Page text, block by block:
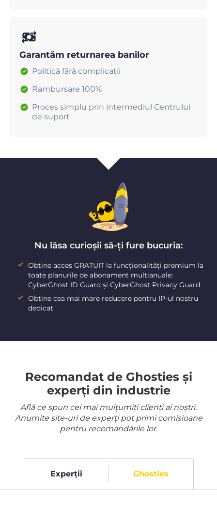
Garantăm returnarea banilor
Politică fără complicații
Rambursare 100%
Proces simplu prin intermediul Centrului
de suport
Nu lăsa curioșii să-ți fure bucuria:
Obține acces GRATUIT la funcționalități premium la
toate planurile de abonament multianuale:
CyberGhost ID Guard și CyberGhost Privacy Guard
Obține cea mai mare reducere pentru IP-ul nostru
dedicat
Recomandat de Ghosties și
experți din industrie
Află ce spun cei mai mulțumiți clienți ai noștri.
Anumite site-uri de experți pot primi comisioane
pentru recomandările lor.
Experții Ghosties